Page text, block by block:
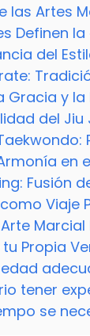
las Artes
Definen
del
Gracia y
del Jiu
en
Fusión
Viaje
Marcial
Propia
edad
tener
se